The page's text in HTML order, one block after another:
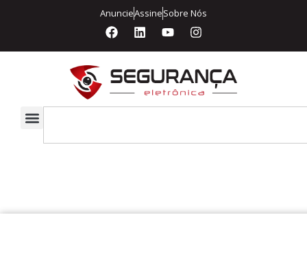
AnuncieAssineSobre Nós